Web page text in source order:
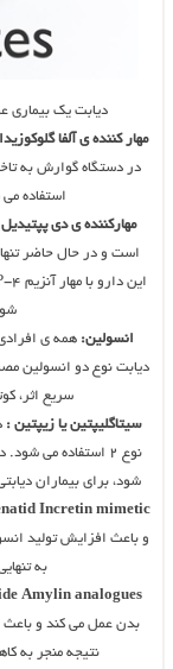
دیابت یک
مهار کننده ی آلفا
در دستگاه گوارش به
استفاده
مهارکننده ی دی
است و در حال حاضر تنها
انسولین: همه ی
دیابت نوع دو انسولین
سریع اثر،
سیتاگلیپتین یا زیپتین :
نوع ۲ استفاده می
شود، برای بیماران
Incretin mimetic :
و باعث افزایش تولید
به
Amylin analogues :
بدن عمل می کند و باعث
نتیجه منجر به